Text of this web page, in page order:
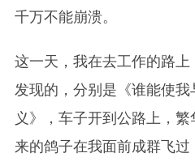
千万不能崩溃。
这一天，我在去工作的路
发现的，分别是《谁能使
义》，车子开到公路上，
来的鸽子在我面前成群飞